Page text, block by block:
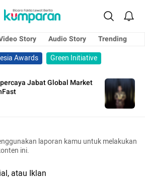
Story Audio Story
Trending
Awards
Green Initiative
Jabat Global Market
laporan kamu untuk melakukan
ini.
atau Iklan